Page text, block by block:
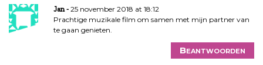
Jan
25 november 2018 at 18:12
Prachtige muzikale film om samen met mijn partner van
te gaan genieten.
Beantwoorden